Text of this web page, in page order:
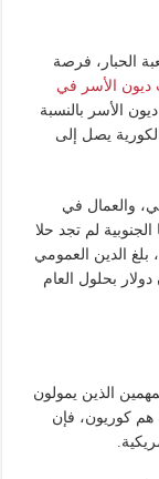
الحبار، فرصة
ديون الأسر في
الأسر بالنسبة
الكورية يصل إلى
والعمال في
لم تجد حلا
أفضل من إضافة المزيد من الديون. في عام 2019، بلغ الدين العمومي
دولار بحلول العام
الذين يمولون
هم كوريون، فإن